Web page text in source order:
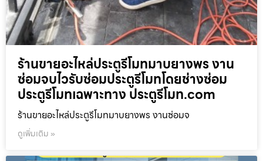
ร้านขายอะไหล่ประตูรีโมทมาบยางพร งาน
ซ่อมจบไวรับซ่อมประตูรีโมทโดยช่างซ่อม
ประตูรีโมทเฉพาะทาง ประตูรีโมท.com
ร้านขายอะไหล่ประตูรีโมทมาบยางพร งานซ่อมจ
ดูเพิ่มเติม »